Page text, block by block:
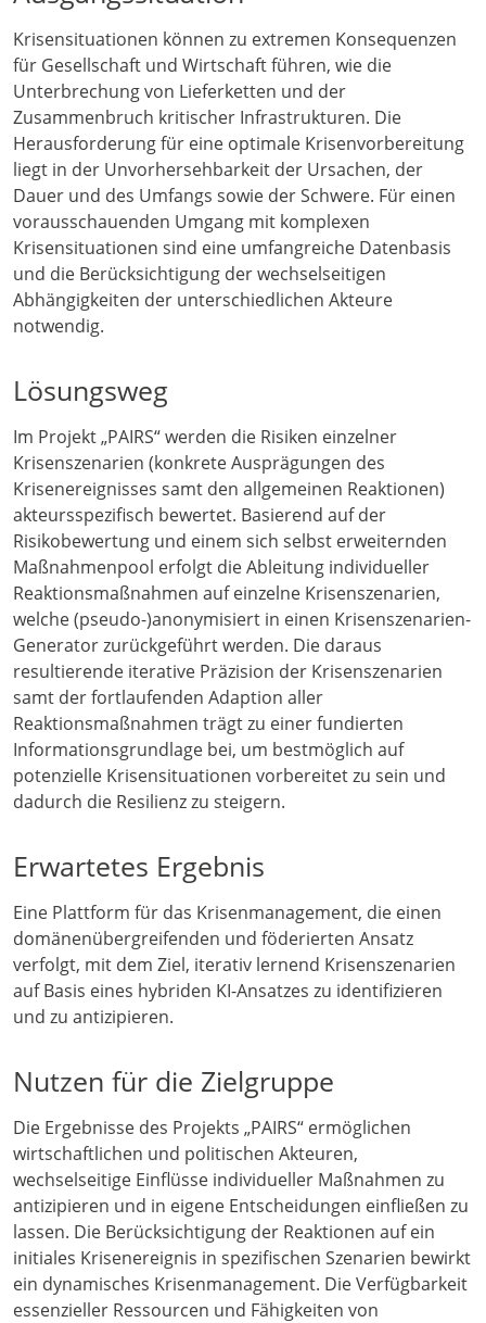
Krisensituationen können zu extremen Konsequenzen
für Gesellschaft und Wirtschaft führen, wie die
Unterbrechung von Lieferketten und der
Zusammenbruch kritischer Infrastrukturen. Die
Herausforderung für eine optimale Krisenvorbereitung
liegt in der Unvorhersehbarkeit der Ursachen, der
Dauer und des Umfangs sowie der Schwere. Für einen
vorausschauenden Umgang mit komplexen
Krisensituationen sind eine umfangreiche Datenbasis
und die Berücksichtigung der wechselseitigen
Abhängigkeiten der unterschiedlichen Akteure
notwendig.
Lösungsweg
Im Projekt „PAIRS“ werden die Risiken einzelner
Krisenszenarien (konkrete Ausprägungen des
Krisenereignisses samt den allgemeinen Reaktionen)
akteursspezifisch bewertet. Basierend auf der
Risikobewertung und einem sich selbst erweiternden
Maßnahmenpool erfolgt die Ableitung individueller
Reaktionsmaßnahmen auf einzelne Krisenszenarien,
welche (pseudo-)anonymisiert in einen Krisenszenarien-
Generator zurückgeführt werden. Die daraus
resultierende iterative Präzision der Krisenszenarien
samt der fortlaufenden Adaption aller
Reaktionsmaßnahmen trägt zu einer fundierten
Informationsgrundlage bei, um bestmöglich auf
potenzielle Krisensituationen vorbereitet zu sein und
dadurch die Resilienz zu steigern.
Erwartetes Ergebnis
Eine Plattform für das Krisenmanagement, die einen
domänenübergreifenden und föderierten Ansatz
verfolgt, mit dem Ziel, iterativ lernend Krisenszenarien
auf Basis eines hybriden KI-Ansatzes zu identifizieren
und zu antizipieren.
Nutzen für die Zielgruppe
Die Ergebnisse des Projekts „PAIRS“ ermöglichen
wirtschaftlichen und politischen Akteuren,
wechselseitige Einflüsse individueller Maßnahmen zu
antizipieren und in eigene Entscheidungen einfließen zu
lassen. Die Berücksichtigung der Reaktionen auf ein
initiales Krisenereignis in spezifischen Szenarien bewirkt
ein dynamisches Krisenmanagement. Die Verfügbarkeit
essenzieller Ressourcen und Fähigkeiten von